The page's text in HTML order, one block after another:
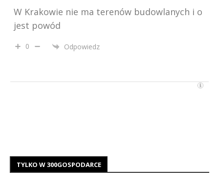
W Krakowie nie ma terenów budowlanych i o
jest powód
0 Odpowiedz
TYLKO W 300GOSPODARCE